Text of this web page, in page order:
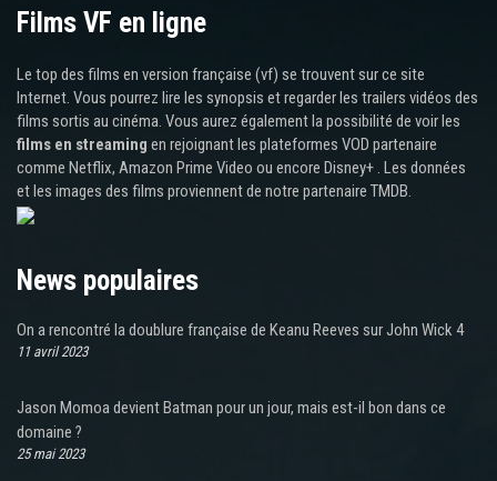
Films VF en ligne
Le top des films en version française (vf) se trouvent sur ce site
Internet. Vous pourrez lire les synopsis et regarder les trailers vidéos des
films sortis au cinéma. Vous aurez également la possibilité de voir les
films en streaming en rejoignant les plateformes VOD partenaire
comme Netflix, Amazon Prime Video ou encore Disney+ . Les données
et les images des films proviennent de notre partenaire TMDB.
News populaires
On a rencontré la doublure française de Keanu Reeves sur John Wick 4
11 avril 2023
Jason Momoa devient Batman pour un jour, mais est-il bon dans ce
domaine ?
25 mai 2023